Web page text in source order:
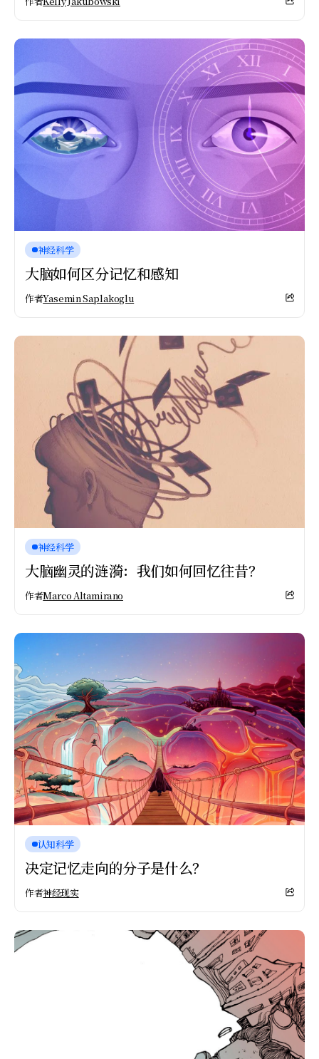
神经科学
大脑如何区分记忆和感知
作者Yasemin Saplakoglu
神经科学
大脑幽灵的涟漪：我们如何回忆往昔？
作者Marco Altamirano
认知科学
决定记忆走向的分子是什么？
作者神经现实